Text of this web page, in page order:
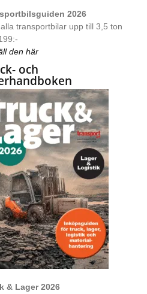
2026
transportbilar upp till 3,5 ton
den här
och
& Lager 2026